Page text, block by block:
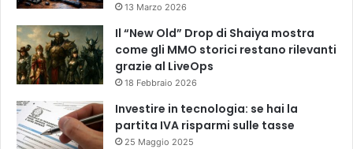
13 Marzo 2026
Il “New Old” Drop di Shaiya mostra
come gli MMO storici restano rilevanti
grazie al LiveOps
18 Febbraio 2026
Investire in tecnologia: se hai la
partita IVA risparmi sulle tasse
25 Maggio 2025